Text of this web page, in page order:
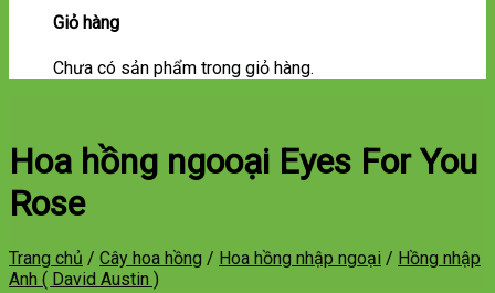
Giỏ hàng
Chưa có sản phẩm trong giỏ hàng.
Hoa hồng ngooại Eyes For You
Rose
Trang chủ / Cây hoa hồng / Hoa hồng nhập ngoại / Hồng nhập
Anh ( David Austin )